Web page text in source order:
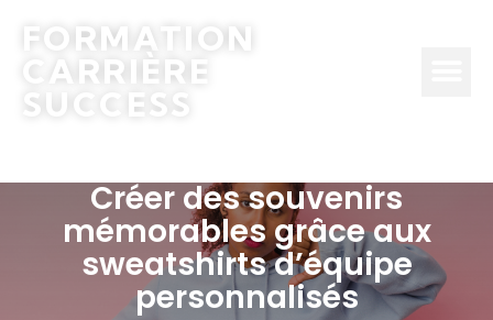
FORMATION
CARRIÈRE
SUCCESS
Créer des souvenirs
mémorables grâce aux
sweatshirts d’équipe
personnalisés